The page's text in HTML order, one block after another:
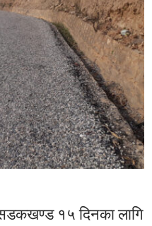
१५ दिनका लागि